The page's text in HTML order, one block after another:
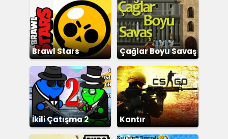
Brawl Stars Çağlar Boyu Savaş
İkili Çatışma 2 Kantır